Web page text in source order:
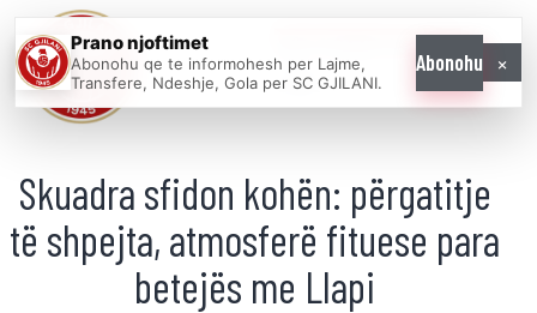
ONE
Skuadra sfidon kohën: përgatitje
të shpejta, atmosferë fituese para
betejës me Llapi
Prano njoftimet
Abonohu qe te informohesh per Lajme,
Transfere, Ndeshje, Gola per SC GJILANI.
Abonohu ×